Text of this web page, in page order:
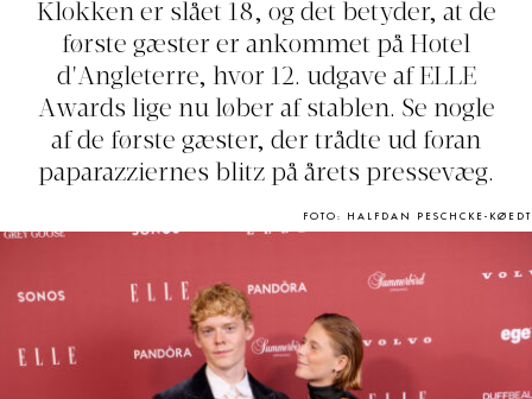
Klokken er slået 18, og det betyder, at de
første gæster er ankommet på Hotel
d'Angleterre, hvor 12. udgave af ELLE
Awards lige nu løber af stablen. Se nogle
af de første gæster, der trådte ud foran
paparazziernes blitz på årets pressevæg.
FOTO: HALFDAN PESCHCKE-KØEDT